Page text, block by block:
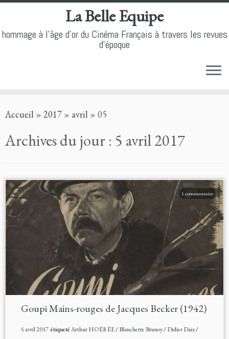
to
La Belle Equipe
hommage à l'âge d'or du Cinéma Français à travers les revues
d'époque
Accueil » 2017 » avril » 05
Archives du jour : 5 avril 2017
1 commentaire
Goupi Mains-rouges de Jacques Becker (1942)
5 avril 2017étiquetéArthur HOÉRÉE/Blanchette Brunoy/Didier Daix/